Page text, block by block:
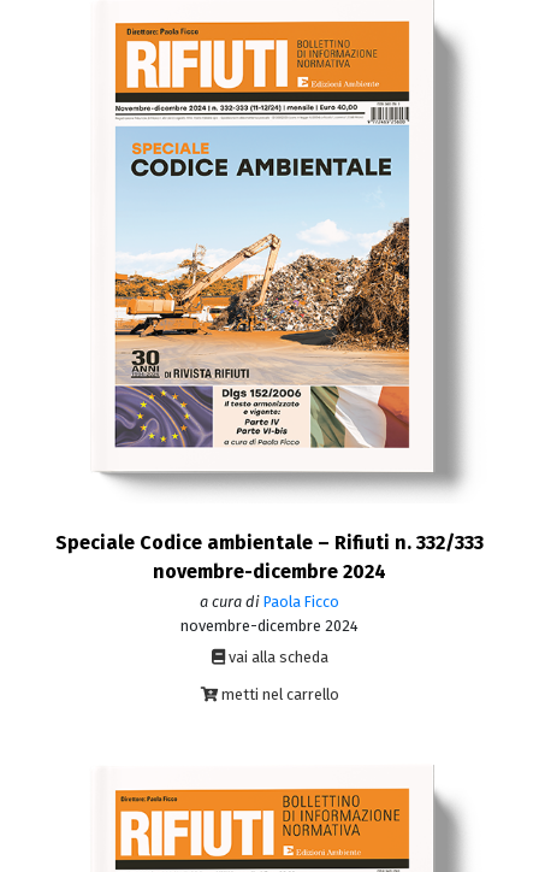
Speciale Codice ambientale – Rifiuti n. 332/333
novembre-dicembre 2024
a cura di Paola Ficco
novembre-dicembre 2024
vai alla scheda
metti nel carrello